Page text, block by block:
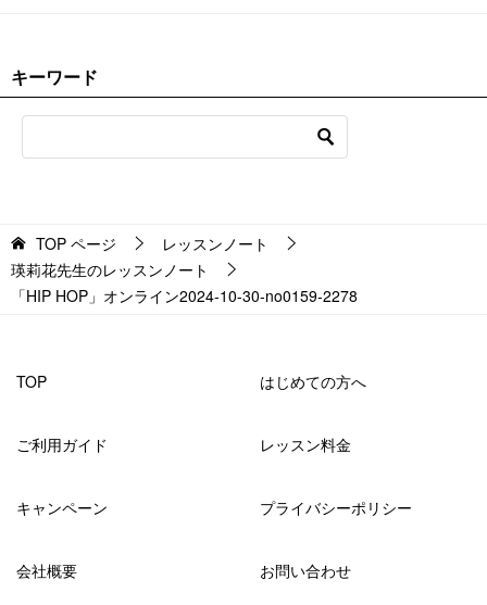
キーワード
TOP ページ
レッスンノート
瑛莉花先生のレッスンノート
「HIP HOP」オンライン2024-10-30-no0159-2278
TOP はじめての方へ
ご利用ガイド レッスン料金
キャンペーン プライバシーポリシー
会社概要 お問い合わせ